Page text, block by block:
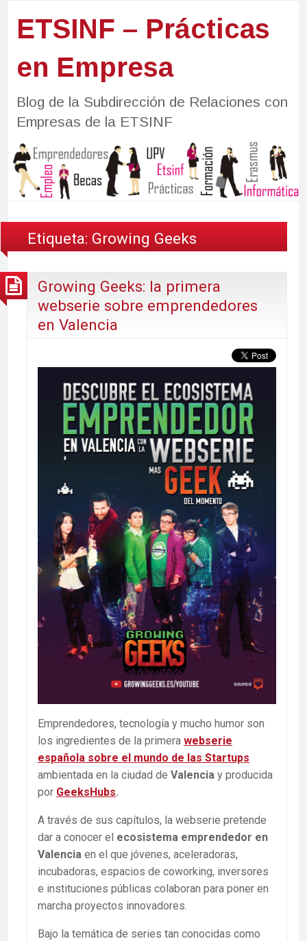
ETSINF – Prácticas
en Empresa
Blog de la Subdirección de Relaciones con
Empresas de la ETSINF
Etiqueta: Growing Geeks
Growing Geeks: la primera
webserie sobre emprendedores
en Valencia
Emprendedores, tecnología y mucho humor son
los ingredientes de la primera webserie
española sobre el mundo de las Startups
ambientada en la ciudad de Valencia y producida
por GeeksHubs.
A través de sus capítulos, la webserie pretende
dar a conocer el ecosistema emprendedor en
Valencia en el que jóvenes, aceleradoras,
incubadoras, espacios de coworking, inversores
e instituciones públicas colaboran para poner en
marcha proyectos innovadores.
Bajo la temática de series tan conocidas como